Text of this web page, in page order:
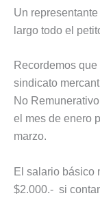
Un
largo todo el
Recordemos
sindicato
No
el mes de enero
marzo.
El salario básico
$2.000.- si